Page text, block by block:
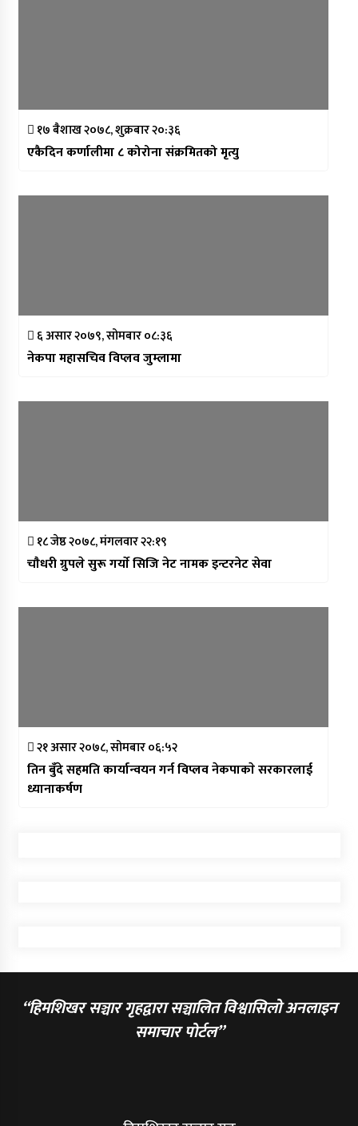
१७ बैशाख २०७८, शुक्रबार २०:३६
एकैदिन कर्णालीमा ८ कोरोना संक्रमितको मृत्यु
६ असार २०७९, सोमबार ०८:३६
नेकपा महासचिव विप्लव जुम्लामा
१८ जेष्ठ २०७८, मंगलवार २२:१९
चाैधरी ग्रुपले सुरू गर्याे सिजि नेट नामक इन्टरनेट सेवा
२१ असार २०७८, सोमबार ०६:५२
तिन बुँदे सहमति कार्यान्वयन गर्न विप्लव नेकपाकाे सरकारलाई
ध्यानाकर्षण
“हिमशिखर सञ्चार गृहद्वारा सञ्चालित विश्वासिलो अनलाइन
समाचार पोर्टल”